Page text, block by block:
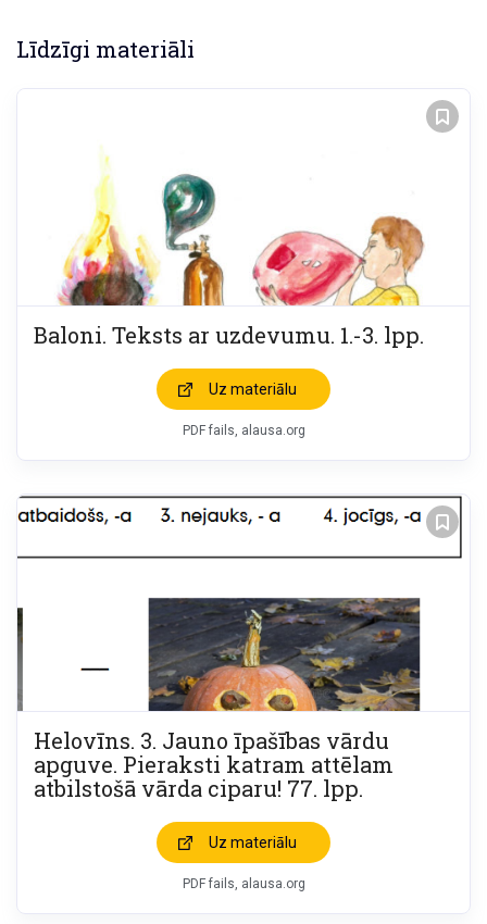
Līdzīgi materiāli
Baloni. Teksts ar uzdevumu. 1.-3. lpp.
Uz materiālu
PDF fails, alausa.org
Helovīns. 3. Jauno īpašības vārdu
apguve. Pieraksti katram attēlam
atbilstošā vārda ciparu! 77. lpp.
Uz materiālu
PDF fails, alausa.org